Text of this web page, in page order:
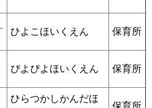
ひよこほいくえん 保育所
ぴよぴよほいくえん 保育所
ひらつかしかんだほ
保育所